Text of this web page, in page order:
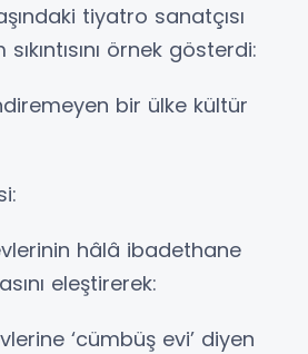
tiyatro sanatçısı
örnek gösterdi:
bir ülke kültür
hâlâ ibadethane
eleştirerek:
‘cümbüş evi’ diyen